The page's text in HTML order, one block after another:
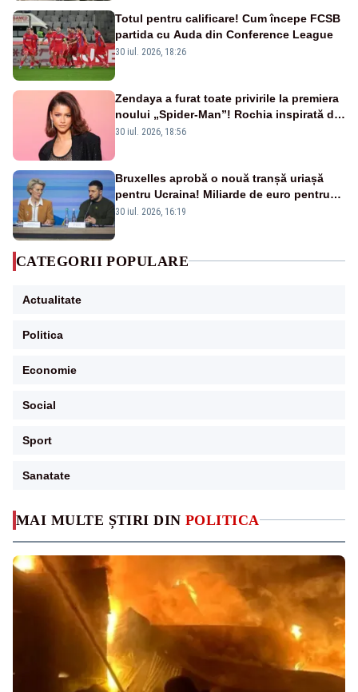
MAI MULTE ȘTIRI DIN POLITICA
Totul pentru calificare! Cum începe FCSB
partida cu Auda din Conference League
30 iul. 2026, 18:26
Zendaya a furat toate privirile la premiera
noului „Spider-Man”! Rochia inspirată de
pânza de păianjen a făcut senzație
30 iul. 2026, 18:56
Bruxelles aprobă o nouă tranșă uriașă
pentru Ucraina! Miliarde de euro pentru
armament și apărare
30 iul. 2026, 16:19
CATEGORII POPULARE
Actualitate
Politica
Economie
Social
Sport
Sanatate